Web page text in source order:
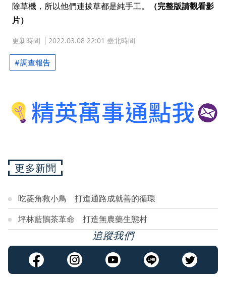
除草機，所以他們連拔草都是純手工。
（完整版請觀看影
片）
更新時間 2022.03.08 22:01 臺北時間
調查報告
更多新聞
吃菱角救小鳥 打進通路成就善的循環
坪林藍鵲茶革命 打造無農藥生態村
追蹤我們